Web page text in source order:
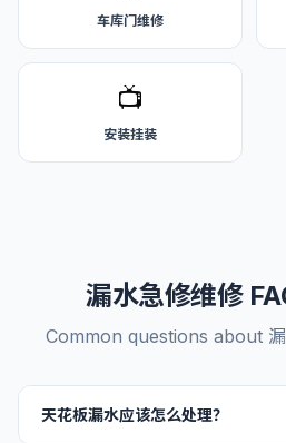
车库门维修
📺
安装挂装
漏水急修维修
Common questions about
天花板漏水应该怎么处理？